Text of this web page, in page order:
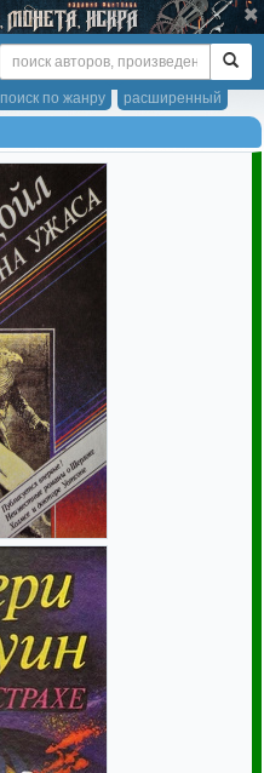
расширенный
поиск по жанру